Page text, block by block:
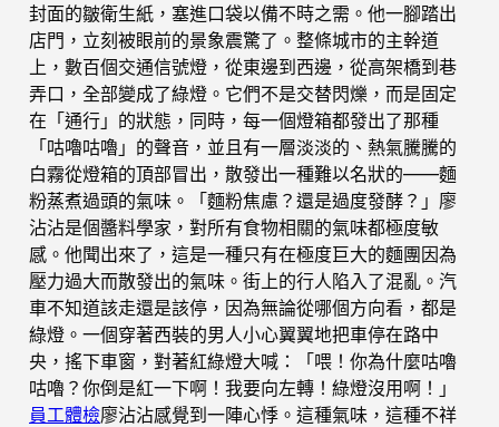
封面的皺衛生紙，塞進口袋以備不時之需。他一腳踏出
店門，立刻被眼前的景象震驚了。整條城市的主幹道
上，數百個交通信號燈，從東邊到西邊，從高架橋到巷
弄口，全部變成了綠燈。它們不是交替閃爍，而是固定
在「通行」的狀態，同時，每一個燈箱都發出了那種
「咕嚕咕嚕」的聲音，並且有一層淡淡的、熱氣騰騰的
白霧從燈箱的頂部冒出，散發出一種難以名狀的——麵
粉蒸煮過頭的氣味。「麵粉焦慮？還是過度發酵？」廖
沾沾是個醬料學家，對所有食物相關的氣味都極度敏
感。他聞出來了，這是一種只有在極度巨大的麵團因為
壓力過大而散發出的氣味。街上的行人陷入了混亂。汽
車不知道該走還是該停，因為無論從哪個方向看，都是
綠燈。一個穿著西裝的男人小心翼翼地把車停在路中
央，搖下車窗，對著紅綠燈大喊：「喂！你為什麼咕嚕
咕嚕？你倒是紅一下啊！我要向左轉！綠燈沒用啊！」
員工體檢廖沾沾感覺到一陣心悸。這種氣味，這種不祥